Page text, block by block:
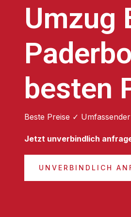
Umzug
besten
Beste Preise ✓
Jetzt unverbindlich
UNVERBINDLICH